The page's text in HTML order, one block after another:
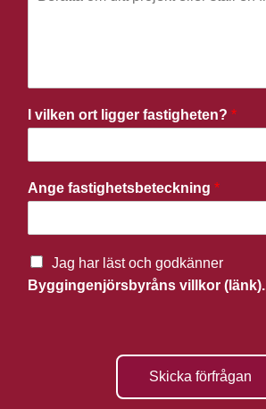
I vilken ort ligger fastigheten? *
Ange fastighetsbeteckning *
Jag har läst och godkänner
Byggingenjörsbyråns villkor (länk).
Skicka förfrågan